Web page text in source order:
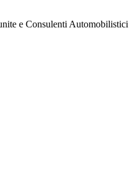
e Consulenti Automobilistici